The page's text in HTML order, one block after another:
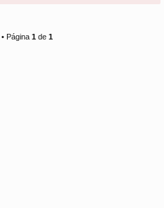
Página 1 de 1